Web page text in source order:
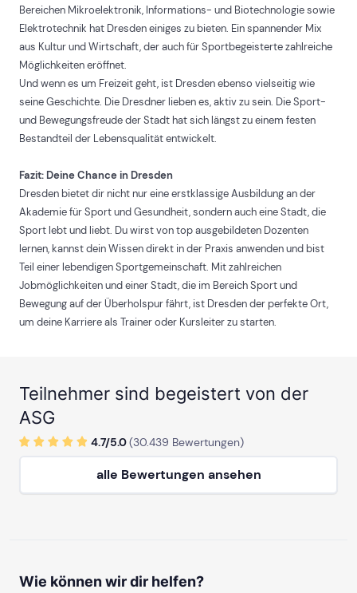
Bereichen Mikroelektronik, Informations- und Biotechnologie sowie
Elektrotechnik hat Dresden einiges zu bieten. Ein spannender Mix
aus Kultur und Wirtschaft, der auch für Sportbegeisterte zahlreiche
Möglichkeiten eröffnet.
Und wenn es um Freizeit geht, ist Dresden ebenso vielseitig wie
seine Geschichte. Die Dresdner lieben es, aktiv zu sein. Die Sport-
und Bewegungsfreude der Stadt hat sich längst zu einem festen
Bestandteil der Lebensqualität entwickelt.
Fazit: Deine Chance in Dresden
Dresden bietet dir nicht nur eine erstklassige Ausbildung an der
Akademie für Sport und Gesundheit, sondern auch eine Stadt, die
Sport lebt und liebt. Du wirst von top ausgebildeten Dozenten
lernen, kannst dein Wissen direkt in der Praxis anwenden und bist
Teil einer lebendigen Sportgemeinschaft. Mit zahlreichen
Jobmöglichkeiten und einer Stadt, die im Bereich Sport und
Bewegung auf der Überholspur fährt, ist Dresden der perfekte Ort,
um deine Karriere als Trainer oder Kursleiter zu starten.
Teilnehmer sind begeistert von der
ASG
4.7/5.0(30.439 Bewertungen)
alle Bewertungen ansehen
Wie können wir dir helfen?